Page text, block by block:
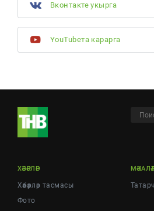
Вконтакте укырга
YouTubeта карарга
ХӘБӘРЛӘР
Хәбәрләр тасмасы
Фото